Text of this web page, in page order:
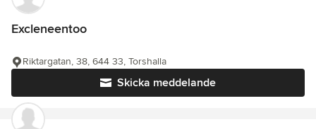
Excleneentoo
Skicka meddelande
Riktargatan, 38, 644 33, Torshalla